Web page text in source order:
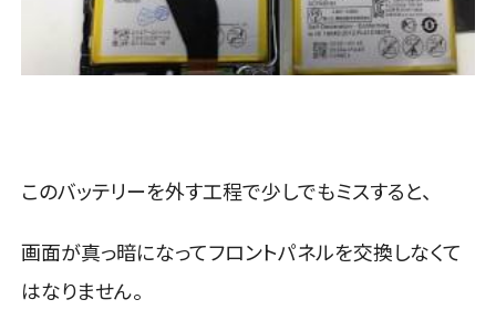
このバッテリーを外す工程で少しでもミスすると、
画面が真っ暗になってフロントパネルを交換しなくて
はなりません。